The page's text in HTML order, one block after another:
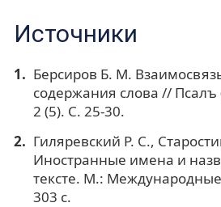
Источники
Берсиров Б. М.
содержания слова //
2 (5). С. 25-30.
Гиляревский Р. С.,
Иностранные имена и
тексте. М.:
303 с.